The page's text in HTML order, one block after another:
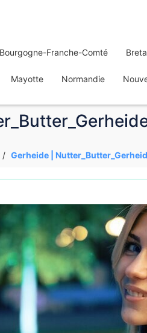
Bourgogne-Franche-Comté
Mayotte Normandie
Gerheide |